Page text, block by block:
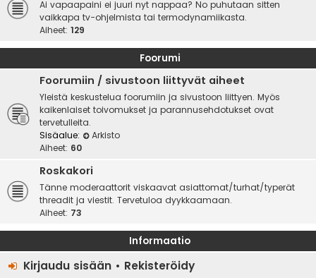
Ai vapaapaini ei juuri nyt nappaa? No puhutaan sitten
vaikkapa tv-ohjelmista tai termodynamiikasta.
Aiheet: 129
Foorumi
Foorumiin / sivustoon liittyvät aiheet
Yleistä keskustelua foorumiin ja sivustoon liittyen. Myös
kaikenlaiset toivomukset ja parannusehdotukset ovat
tervetulleita.
Sisäalue:
Arkisto
Aiheet: 60
Roskakori
Tänne moderaattorit viskaavat asiattomat/turhat/typerät
threadit ja viestit. Tervetuloa dyykkaamaan.
Aiheet: 73
Informaatio
Kirjaudu sisään • Rekisteröidy